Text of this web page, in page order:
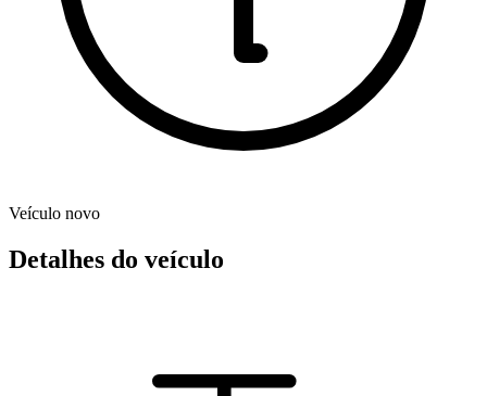
Veículo novo
Detalhes do veículo